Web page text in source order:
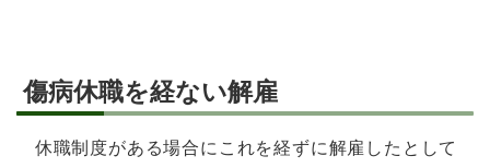
傷病休職を経ない解雇
休職制度がある場合にこれを経ずに解雇したとして